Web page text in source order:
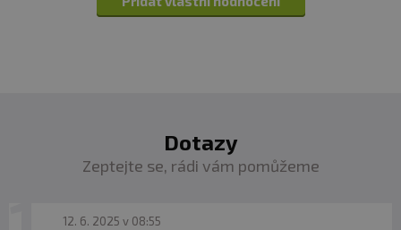
Dotazy
Zeptejte se, rádi vám pomůžeme
12. 6. 2025 v 08:55